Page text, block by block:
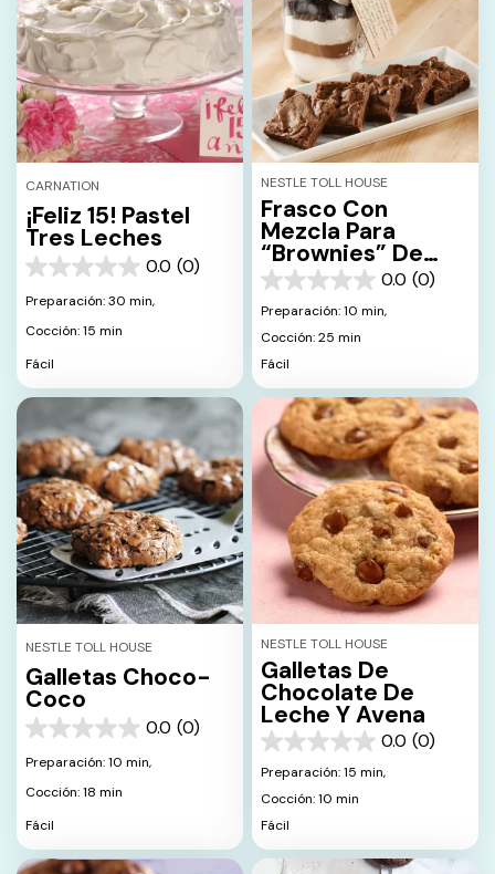
CARNATION
¡Feliz 15! Pastel
Tres Leches
0.0 (0)
0.0
de
estrellas.
Preparación: 30 min,
Cocción: 15 min
Fácil
NESTLE TOLL HOUSE
Frasco Con
Mezcla Para
“Brownies” De
Textura Suave
0.0 (0)
0.0
de
estrellas.
Preparación: 10 min,
Cocción: 25 min
Fácil
NESTLE TOLL HOUSE
Galletas Choco-
Coco
0.0 (0)
0.0
de
estrellas.
Preparación: 10 min,
Cocción: 18 min
Fácil
NESTLE TOLL HOUSE
Galletas De
Chocolate De
Leche Y Avena
0.0 (0)
0.0
de
estrellas.
Preparación: 15 min,
Cocción: 10 min
Fácil